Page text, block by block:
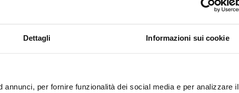
Dettagli Informazioni sui cookie
per fornire funzionalità dei social media e per analizzare il